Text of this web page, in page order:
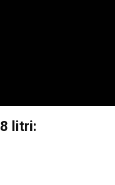
litri: